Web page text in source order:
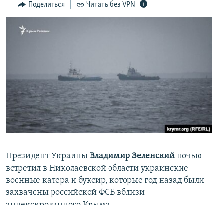
поискуИНФОГРАФИКА
ТЕЛЕПРОЕКТ КРЫМ.РЕАЛИИ
ПОБЕДИТЕЛЕЙ НЕ СУДЯТ?
КРЫМ.НЕПОКОРЕННЫЙ
ELIFBE
УКРАИНСКАЯ ПРОБЛЕМА КРЫМА
КАК ОБОЙТИ БЛОКИРОВКУ
Українською
ПРИСОЕДИНЯЙТЕСЬ!
Поделиться Читать без VPN
Президент Украины Владимир Зеленский ночью
встретил в Николаевской области украинские
военные катера и буксир, которые год назад были
захвачены российской ФСБ вблизи